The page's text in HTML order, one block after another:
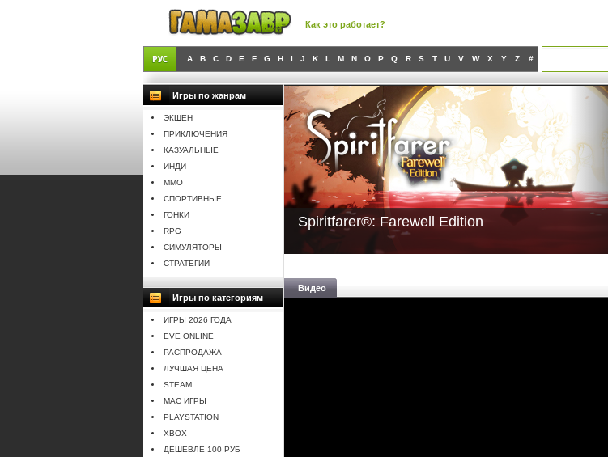
Как это работает?
A B C D E F G H I J K L M N O P Q R S T U V W X Y Z #
Игры по жанрам
ЭКШЕН
ПРИКЛЮЧЕНИЯ
КАЗУАЛЬНЫЕ
ИНДИ
MMO
СПОРТИВНЫЕ
ГОНКИ
RPG
СИМУЛЯТОРЫ
СТРАТЕГИИ
Игры по категориям
ИГРЫ 2026 ГОДА
EVE ONLINE
РАСПРОДАЖА
ЛУЧШАЯ ЦЕНА
STEAM
MAC ИГРЫ
PLAYSTATION
XBOX
ДЕШЕВЛЕ 100 РУБ
Spiritfarer®: Farewell Edition
Видео